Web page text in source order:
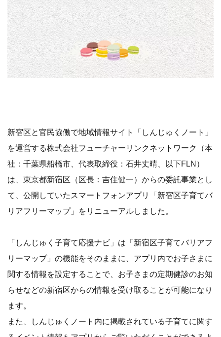
新宿区と官民協働で地域情報サイト「しんじゅくノート」
を運営する株式会社フューチャーリンクネットワーク（本
社：千葉県船橋市、代表取締役：石井丈晴、以下FLN）
は、東京都新宿区（区長：吉住健一）からの委託事業とし
て、公開していたスマートフォンアプリ「新宿区子育てバ
リアフリーマップ」をリニューアルしました。
「しんじゅく子育て応援ナビ」は「新宿区子育てバリアフ
リーマップ」の機能をそのままに、アプリ内でお子さまに
関する情報を設定することで、お子さまの定期健診のお知
らせなどの新宿区からの情報を受け取ることが可能になり
ます。
また、しんじゅくノート内に掲載されている子育てに関す